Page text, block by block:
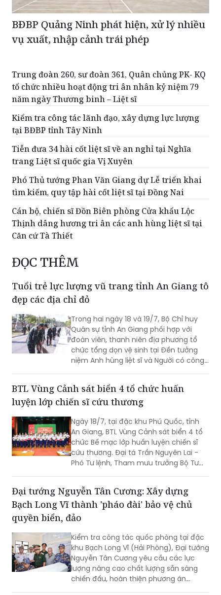
BĐBP Quảng Ninh phát hiện, xử lý nhiều
vụ xuất, nhập cảnh trái phép
Trung đoàn 260, sư đoàn 361, Quân chủng PK- KQ
tổ chức nhiều hoạt động tri ân nhân kỷ niệm 79
năm ngày Thương binh – Liệt sĩ
Kiểm tra công tác lãnh đạo, xây dựng lực lượng
tại BĐBP tỉnh Tây Ninh
Tiễn đưa 34 hài cốt liệt sĩ về an nghỉ tại Nghĩa
trang Liệt sĩ quốc gia Vị Xuyên
Phó Thủ tướng Phan Văn Giang dự Lễ triển khai
tìm kiếm, quy tập hài cốt liệt sĩ tại Đồng Nai
Cán bộ, chiến sĩ Đồn Biên phòng Cửa khẩu Lộc
Thịnh dâng hương tri ân các anh hùng liệt sĩ tại
Căn cứ Tà Thiết
ĐỌC THÊM
Tuổi trẻ lực lượng vũ trang tỉnh An Giang tô
đẹp các địa chỉ đỏ
Trong hai ngày 18 và 19/7, Bộ Chỉ huy
Quân sự tỉnh An Giang phối hợp với
đoàn viên, thanh niên địa phương tổ
chức tổng dọn vệ sinh tại Đền tưởng
niệm Anh hùng liệt sĩ và Người có công
BTL Vùng Cảnh sát biển 4 tổ chức huấn
luyện lớp chiến sĩ cứu thương
Ngày 18/7, tại đặc khu Phú Quốc, tỉnh
An Giang, BTL Vùng Cảnh sát biển 4 tổ
chức Bế mạc lớp huấn luyện chiến sĩ
cứu thương. Đại tá Trần Nguyên Lai -
Phó Tư lệnh, Tham mưu trưởng Bộ Tư
Đại tướng Nguyễn Tân Cương: Xây dựng
Bạch Long Vĩ thành 'pháo đài' bảo vệ chủ
quyền biển, đảo
Kiểm tra công tác quốc phòng tại đặc
khu Bạch Long Vĩ (Hải Phòng), Đại tướng
Nguyễn Tân Cương yêu cầu các lực
lượng nâng cao chất lượng sẵn sàng
chiến đấu, hoàn thiện phương án